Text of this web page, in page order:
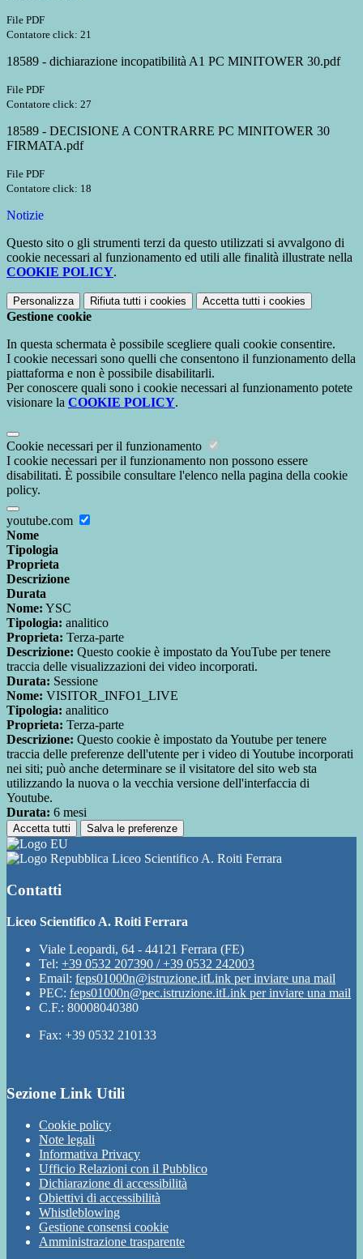
File PDF
Contatore click: 21
18589 - dichiarazione incopatibilità A1 PC MINITOWER 30.pdf
File PDF
Contatore click: 27
18589 - DECISIONE A CONTRARRE PC MINITOWER 30
FIRMATA.pdf
File PDF
Contatore click: 18
Notizie
Questo sito o gli strumenti terzi da questo utilizzati si avvalgono di
cookie necessari al funzionamento ed utili alle finalità illustrate nella
COOKIE POLICY.
Personalizza Rifiuta tutti i cookies Accetta tutti i cookies
Gestione cookie
In questa schermata è possibile scegliere quali cookie consentire.
I cookie necessari sono quelli che consentono il funzionamento della
piattaforma e non è possibile disabilitarli.
Per conoscere quali sono i cookie necessari al funzionamento potete
visionare la COOKIE POLICY.
Cookie necessari per il funzionamento
I cookie necessari per il funzionamento non possono essere
disabilitati. È possibile consultare l'elenco nella pagina della cookie
policy.
youtube.com
Nome
Tipologia
Proprieta
Descrizione
Durata
Nome: YSC
Tipologia: analitico
Proprieta: Terza-parte
Descrizione: Questo cookie è impostato da YouTube per tenere
traccia delle visualizzazioni dei video incorporati.
Durata: Sessione
Nome: VISITOR_INFO1_LIVE
Tipologia: analitico
Proprieta: Terza-parte
Descrizione: Questo cookie è impostato da Youtube per tenere
traccia delle preferenze dell'utente per i video di Youtube incorporati
nei siti; può anche determinare se il visitatore del sito web sta
utilizzando la nuova o la vecchia versione dell'interfaccia di
Youtube.
Durata: 6 mesi
Accetta tutti Salva le preferenze
Liceo Scientifico A. Roiti Ferrara
Contatti
Liceo Scientifico A. Roiti Ferrara
Viale Leopardi, 64 - 44121 Ferrara (FE)
Tel: +39 0532 207390 / +39 0532 242003
Email: feps01000n@istruzione.itLink per inviare una mail
PEC: feps01000n@pec.istruzione.itLink per inviare una mail
C.F.: 80008040380
Fax: +39 0532 210133
Sezione Link Utili
Cookie policy
Note legali
Informativa Privacy
Ufficio Relazioni con il Pubblico
Dichiarazione di accessibilità
Obiettivi di accessibilità
Whistleblowing
Gestione consensi cookie
Amministrazione trasparente